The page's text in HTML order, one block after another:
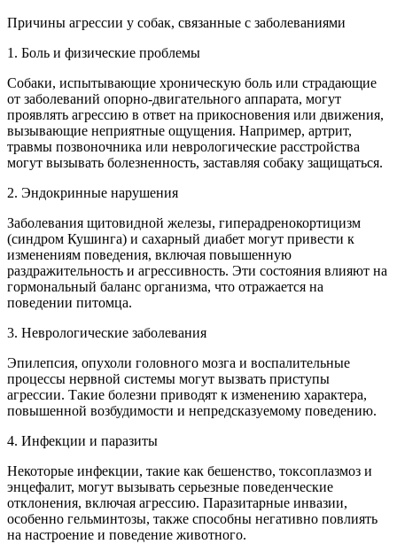
Причины агрессии у собак, связанные с заболеваниями
1. Боль и физические проблемы
Собаки, испытывающие хроническую боль или страдающие
от заболеваний опорно-двигательного аппарата, могут
проявлять агрессию в ответ на прикосновения или движения,
вызывающие неприятные ощущения. Например, артрит,
травмы позвоночника или неврологические расстройства
могут вызывать болезненность, заставляя собаку защищаться.
2. Эндокринные нарушения
Заболевания щитовидной железы, гиперадренокортицизм
(синдром Кушинга) и сахарный диабет могут привести к
изменениям поведения, включая повышенную
раздражительность и агрессивность. Эти состояния влияют на
гормональный баланс организма, что отражается на
поведении питомца.
3. Неврологические заболевания
Эпилепсия, опухоли головного мозга и воспалительные
процессы нервной системы могут вызвать приступы
агрессии. Такие болезни приводят к изменению характера,
повышенной возбудимости и непредсказуемому поведению.
4. Инфекции и паразиты
Некоторые инфекции, такие как бешенство, токсоплазмоз и
энцефалит, могут вызывать серьезные поведенческие
отклонения, включая агрессию. Паразитарные инвазии,
особенно гельминтозы, также способны негативно повлиять
на настроение и поведение животного.